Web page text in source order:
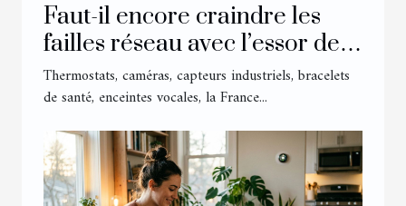
Faut-il encore craindre les
failles réseau avec l’essor des
objets connectés ?
Thermostats, caméras, capteurs industriels, bracelets
de santé, enceintes vocales, la France...